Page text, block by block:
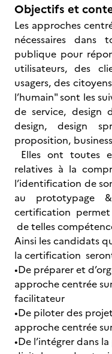
Objectifs et
Les approches
nécessaires dans
publique pour
utilisateurs, des
usagers, des
l’humain" sont les
de service, design
design, design
proposition,
Elles ont toutes
relatives à la
l’identification de
au prototypage
certification
de telles
Ainsi les candidats
la certification
•De préparer et
approche centrée
facilitateur
•De piloter des
approche centrée
•De l’intégrer dans